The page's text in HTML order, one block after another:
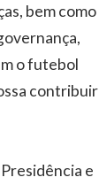
bem como
o futebol
contribuir
e